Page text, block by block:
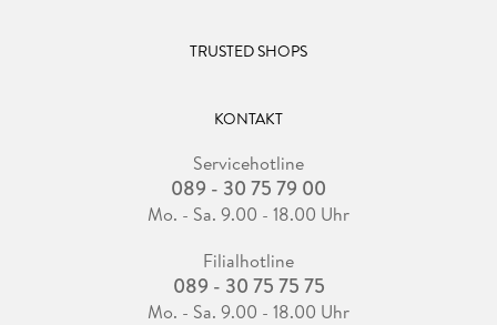
TRUSTED SHOPS
KONTAKT
Servicehotline
089 - 30 75 79 00
Mo. - Sa. 9.00 - 18.00 Uhr
Filialhotline
089 - 30 75 75 75
Mo. - Sa. 9.00 - 18.00 Uhr